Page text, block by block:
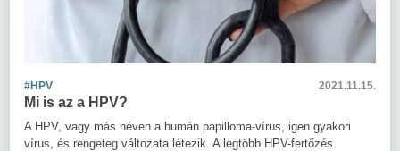
#HPV 2021.11.15.
Mi is az a HPV?
A HPV, vagy más néven a humán papilloma-vírus, igen gyakori
vírus, és rengeteg változata létezik. A legtöbb HPV-fertőzés